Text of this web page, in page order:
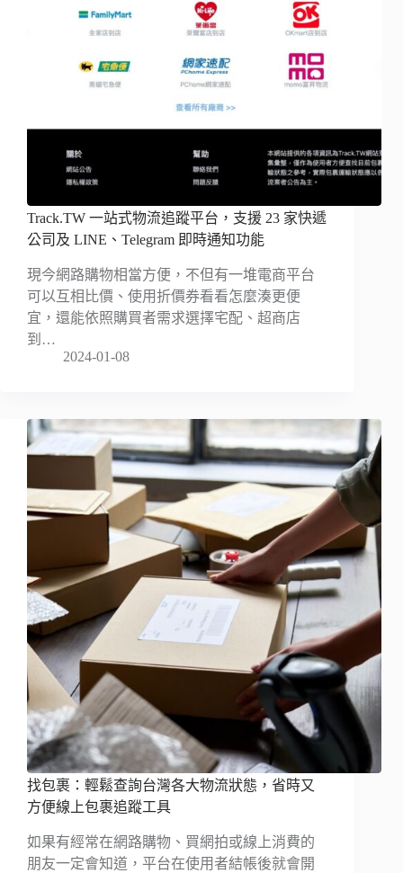
Track.TW 一站式物流追蹤平台，支援 23 家快遞
公司及 LINE、Telegram 即時通知功能
現今網路購物相當方便，不但有一堆電商平台
可以互相比價、使用折價券看看怎麼湊更便
宜，還能依照購買者需求選擇宅配、超商店
到…
2024-01-08
找包裹：輕鬆查詢台灣各大物流狀態，省時又
方便線上包裹追蹤工具
如果有經常在網路購物、買網拍或線上消費的
朋友一定會知道，平台在使用者結帳後就會開